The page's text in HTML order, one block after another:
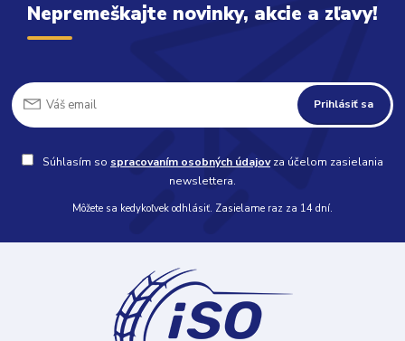
Nepremeškajte novinky, akcie a zľavy!
Prihlásiť sa
Súhlasím so spracovaním osobných údajovza účelom zasielania
newslettera.
Môžete sa kedykoľvek odhlásiť. Zasielame raz za 14 dní.